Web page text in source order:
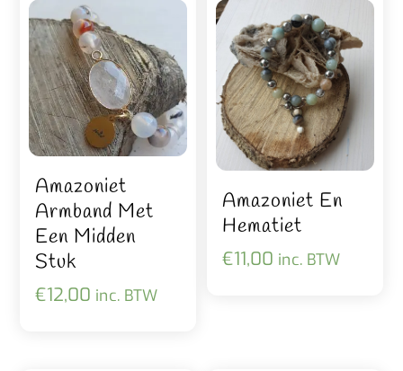
Amazoniet
Armband Met
Een Midden
Stuk
€12,00 inc. BTW
Amazoniet En
Hematiet
€11,00 inc. BTW